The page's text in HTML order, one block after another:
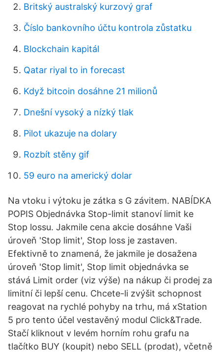
Britský australský kurzový graf
Číslo bankovního účtu kontrola zůstatku
Blockchain kapitál
Qatar riyal to in forecast
Když bitcoin dosáhne 21 milionů
Dnešní vysoký a nízký tlak
Pilot ukazuje na dolary
Rozbít stěny gif
59 euro na americký dolar
Na vtoku i výtoku je zátka s G závitem. NABÍDKA
POPIS Objednávka Stop-limit stanoví limit ke
Stop lossu. Jakmile cena akcie dosáhne Vaši
úroveň 'Stop limit', Stop loss je zastaven.
Efektivně to znamená, že jakmile je dosažena
úroveň 'Stop limit', Stop limit objednávka se
stává Limit order (viz výše) na nákup či prodej za
limitní či lepší cenu. Chcete-li zvýšit schopnost
reagovat na rychlé pohyby na trhu, má xStation
5 pro tento účel vestavěný modul Click&Trade.
Stačí kliknout v levém horním rohu grafu na
tlačítko BUY (koupit) nebo SELL (prodat), včetně